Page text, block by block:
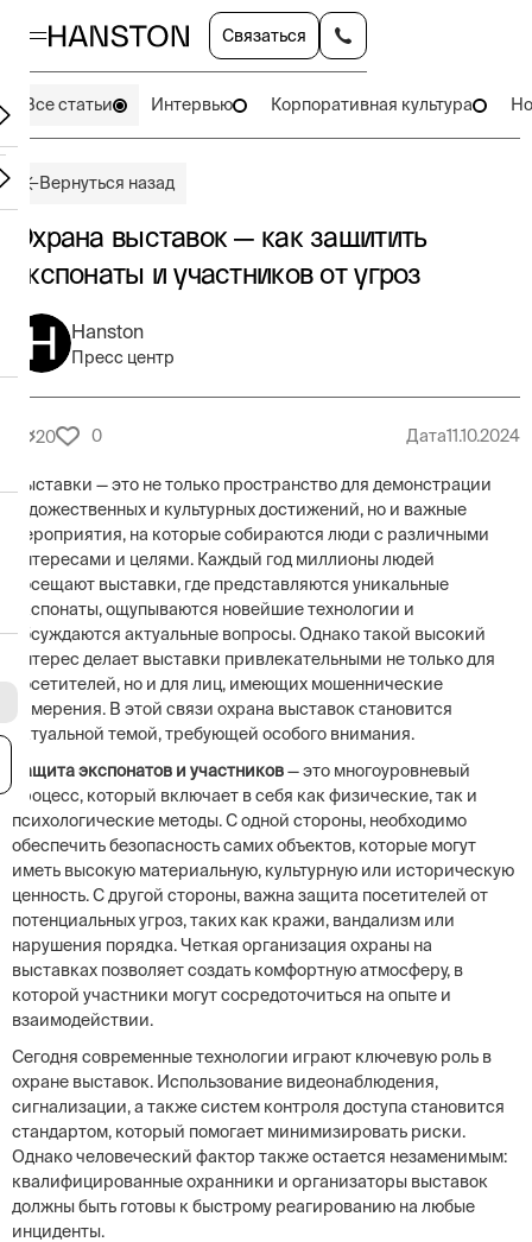
Связаться
Все статьи Интервью Корпоративная культура
Вернуться назад
Охрана выставок — как защитить
экспонаты и участников от угроз
Hanston
Пресс центр
20 0 Дата11.10.2024
Выставки — это не только пространство для демонстрации
художественных и культурных достижений, но и важные
мероприятия, на которые собираются люди с различными
интересами и целями. Каждый год миллионы людей
посещают выставки, где представляются уникальные
экспонаты, ощупываются новейшие технологии и
обсуждаются актуальные вопросы. Однако такой высокий
интерес делает выставки привлекательными не только для
посетителей, но и для лиц, имеющих мошеннические
намерения. В этой связи охрана выставок становится
актуальной темой, требующей особого внимания.
Защита экспонатов и участников— это многоуровневый
процесс, который включает в себя как физические, так и
психологические методы. С одной стороны, необходимо
обеспечить безопасность самих объектов, которые могут
иметь высокую материальную, культурную или историческую
ценность. С другой стороны, важна защита посетителей от
потенциальных угроз, таких как кражи, вандализм или
нарушения порядка. Четкая организация охраны на
выставках позволяет создать комфортную атмосферу, в
которой участники могут сосредоточиться на опыте и
взаимодействии.
Сегодня современные технологии играют ключевую роль в
охране выставок. Использование видеонаблюдения,
сигнализации, а также систем контроля доступа становится
стандартом, который помогает минимизировать риски.
Однако человеческий фактор также остается незаменимым:
квалифицированные охранники и организаторы выставок
должны быть готовы к быстрому реагированию на любые
инциденты.